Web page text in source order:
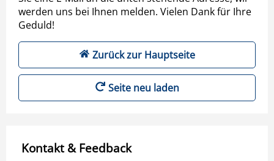
werden uns bei Ihnen melden. Vielen Dank für Ihre
Geduld!
Zurück zur Hauptseite
Seite neu laden
Kontakt & Feedback